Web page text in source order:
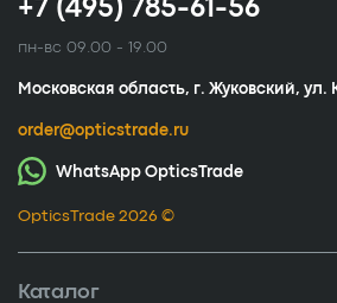
+7 (495) 785-61-56
пн-вс 09.00 - 19.00
Московская область, г. Жуковский, ул.
order@opticstrade.ru
WhatsApp OpticsTrade
OpticsTrade 2026 ©
Каталог